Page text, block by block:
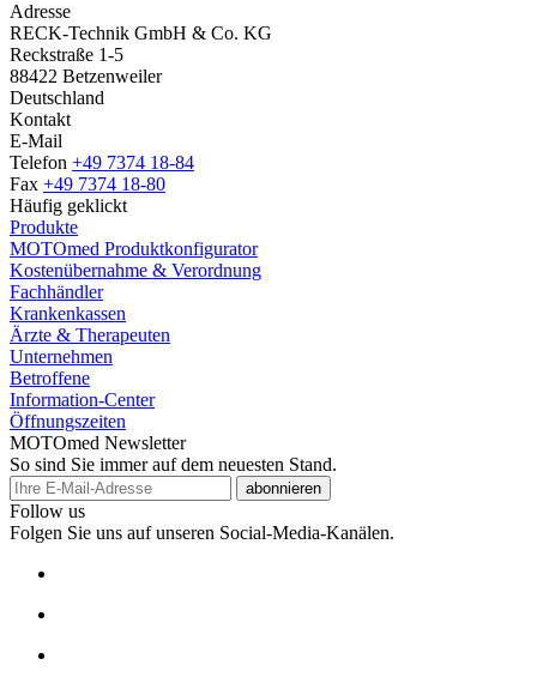
Adresse
RECK-Technik GmbH & Co. KG
Reckstraße 1-5
88422 Betzenweiler
Deutschland
Kontakt
E-Mail
Telefon +49 7374 18-84
Fax +49 7374 18-80
Häufig geklickt
Produkte
MOTOmed Produktkonfigurator
Kostenübernahme & Verordnung
Fachhändler
Krankenkassen
Ärzte & Therapeuten
Unternehmen
Betroffene
Information-Center
Öffnungszeiten
MOTOmed Newsletter
So sind Sie immer auf dem neuesten Stand.
abonnieren
Follow us
Folgen Sie uns auf unseren Social-Media-Kanälen.